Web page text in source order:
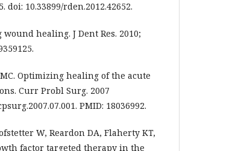
doi: 10.33899/rden.2012.42652.
wound healing. J Dent Res. 2010;
Optimizing healing of the acute
Curr Probl Surg. 2007
PMID: 18036992.
W, Reardon DA, Flaherty KT,
factor targeted therapy in the